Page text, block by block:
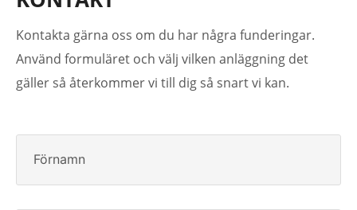
Kontakta gärna oss om du har några funderingar.
Använd formuläret och välj vilken anläggning det
gäller så återkommer vi till dig så snart vi kan.
Förnamn